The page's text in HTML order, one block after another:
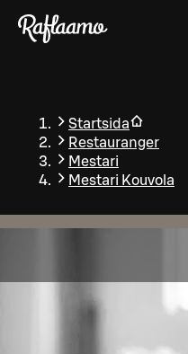
Gå till huvudinnehållet
Startsida
Restauranger
Mestari
Mestari Kouvola